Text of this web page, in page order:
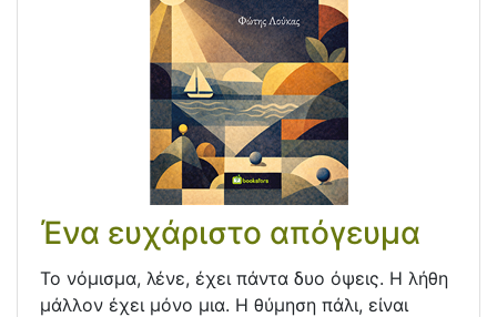
Ένα ευχάριστο απόγευμα
Το νόμισμα, λένε, έχει πάντα δυο όψεις. Η λήθη
μάλλον έχει μόνο μια. Η θύμηση πάλι, είναι